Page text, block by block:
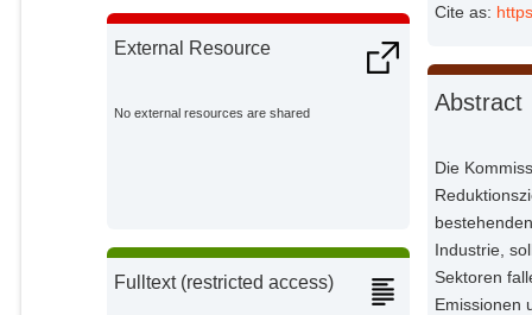
Luderer, Gunnar
Impact Research;
Potsdam Institute for Climate
Potsdam Institute for Climate
Impact Research;
External Resource
No external resources are shared
Fulltext (restricted access)
Cite as:
Abstract
Die
Industrie,
Sektoren
Emissionen